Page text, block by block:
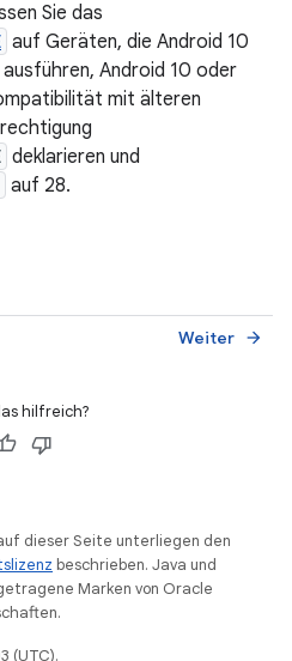
Sie das
auf Geräten, die Android 10
Android 10 oder
mit älteren
deklarieren und
auf 28.
Weiter arrow_forward
hilfreich?
dieser Seite unterliegen den
beschrieben. Java und
Marken von Oracle
(UTC).